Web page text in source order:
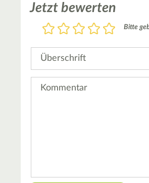
Jetzt bewerten
5
4
3
2
1
Bitte
Überschrift